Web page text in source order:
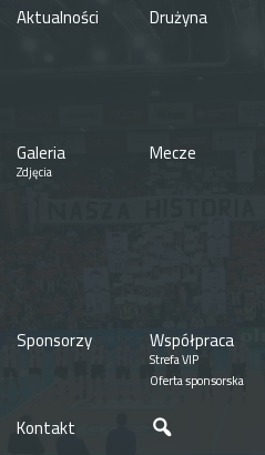
Aktualności Drużyna
Galeria
Zdjęcia
Mecze
Sponsorzy Współpraca
Strefa VIP
Oferta sponsorska
Kontakt